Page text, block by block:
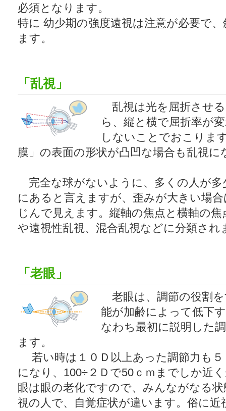
必須となります。
特に 幼少期の強度遠視は注意が必要で
ます。
「乱視」
乱視は光を屈折させ
ら、縦と横で屈折率が
しないことでおこりま
膜」の表面の形状が凸凹な場合も乱視に
完全な球がないように、多くの人が多
にあると言えますが、歪みが大きい場
じんで見えます。縦軸の焦点と横軸の
や遠視性乱視、混合乱視などに分類され
「老眼」
老眼は、調節の役割
能が加齢によって低下
なわち最初に説明した
ます。
若い時は１０Ｄ以上あった調節力も
になり、100÷２Ｄで50ｃｍまでしか近
眼は眼の老化ですので、みんながなる
視の人で、自覚症状が違います。俗に